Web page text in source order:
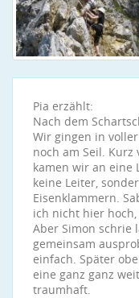
Pia erzählt:
Nach dem
Wir gingen in
noch am Seil. Kurz
kamen wir an eine
keine Leiter,
Eisenklammern.
ich nicht hier
Aber Simon schrie
gemeinsam
einfach. Später
eine ganz ganz
traumhaft.